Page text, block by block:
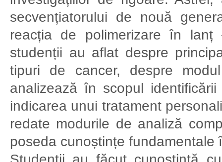
secvențiatorului de nouă
reacția de polimerizare în lanț
studenții au aflat despre
tipuri de cancer, despre
analizează în scopul
indicarea unui tratament
redate modurile de analiză
poseda cunoștințe fundamentale